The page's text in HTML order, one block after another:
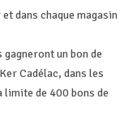
dans chaque magasin
un bon de
Cadélac, dans les
de 400 bons de